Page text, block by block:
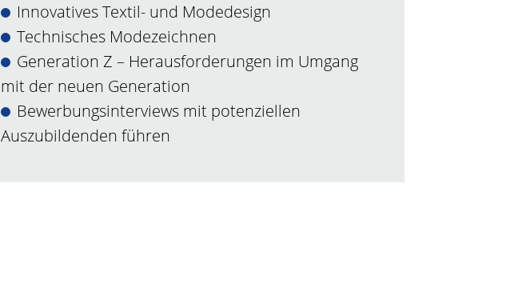
Innovatives Textil- und Modedesign
Technisches Modezeichnen
Generation Z – Herausforderungen im Umgang
mit der neuen Generation
Bewerbungsinterviews mit potenziellen
Auszubildenden führen